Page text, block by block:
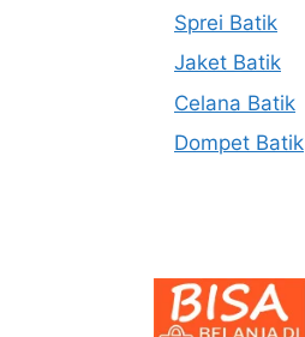
Sprei Batik
Jaket Batik
Celana Batik
Dompet Batik